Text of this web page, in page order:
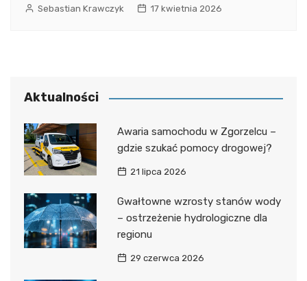
Sebastian Krawczyk 17 kwietnia 2026
Aktualności
Awaria samochodu w Zgorzelcu –
gdzie szukać pomocy drogowej?
21 lipca 2026
Gwałtowne wzrosty stanów wody
– ostrzeżenie hydrologiczne dla
regionu
29 czerwca 2026